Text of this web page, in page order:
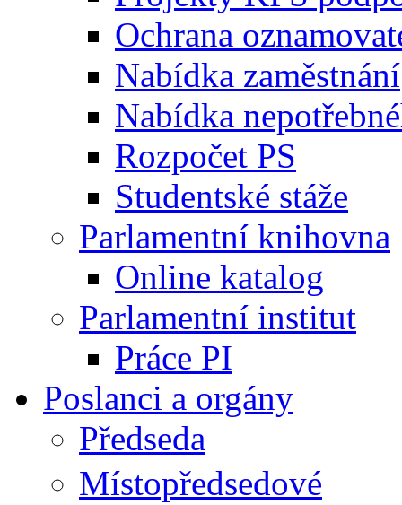
Ochrana
Nabídka zaměstnání
Nabídka
Rozpočet PS
Studentské stáže
Parlamentní knihovna
Online katalog
Parlamentní institut
Práce PI
Poslanci a orgány
Předseda
Místopředsedové